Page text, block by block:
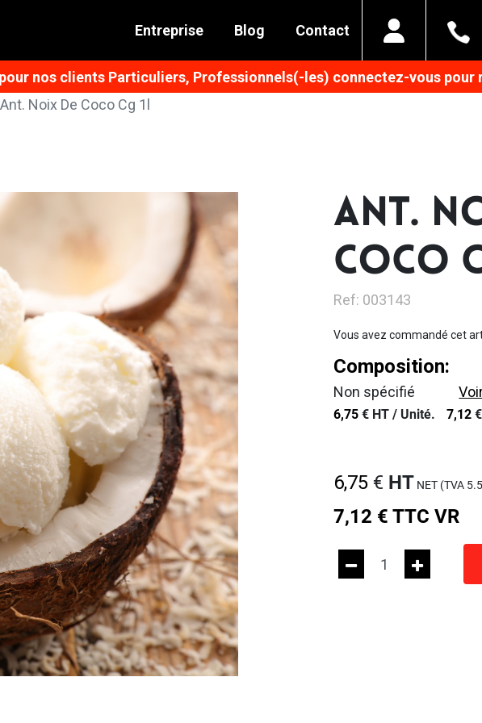
Entreprise Blog Contact
nos clients Particuliers, Professionnels(-les) connectez-vous pour
Ant. Noix De Coco Cg 1l
ANT.
COCO
Ref: 003143
Vous avez commandé cet
Composition:
Non spécifié
6,75 € HT / Unité. 7,12 €
6,75 € HT NET (TVA
7,12 € TTC VR